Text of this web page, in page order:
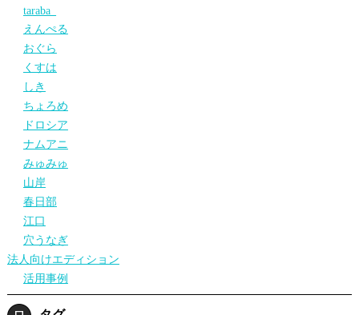
taraba_
えんぺる
おぐら
くすは
しき
ちょろめ
ドロシア
ナムアニ
みゅみゅ
山岸
春日部
江口
穴うなぎ
法人向けエディション
活用事例